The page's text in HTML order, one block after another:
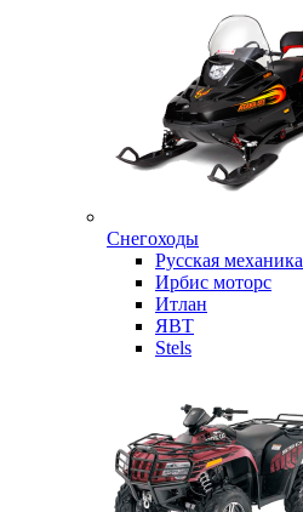
Снегоходы
Русская механика
Ирбис моторс
Итлан
ЯВТ
Stels